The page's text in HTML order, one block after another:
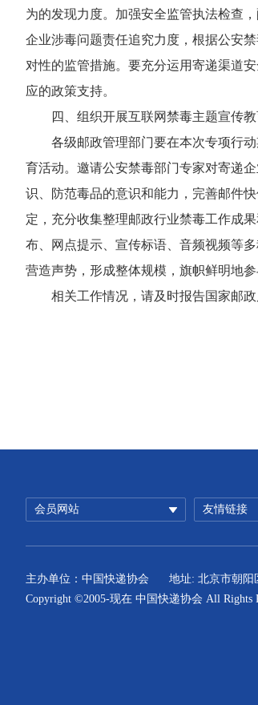
为的发现力度。加强安全监管执法检查
企业涉毒问题责任追究力度，根据公安
对性的监管措施。要充分运用寄递渠道
应的政策支持。
四、组织开展互联网禁毒主题宣传
各级邮政管理部门要在本次专项行
育活动。邀请公安禁毒部门专家对寄递
识、防范毒品的意识和能力，完善邮件
定，充分收集整理邮政行业禁毒工作成
布、网点提示、宣传标语、音频视频等
营造声势，形成整体规模，旗帜鲜明地
相关工作情况，请及时报告国家邮政
会员网站 友情链接
主办单位：中国快递协会 地址: 北京市朝阳
Copyright ©2005-现在 中国快递协会 All Rights